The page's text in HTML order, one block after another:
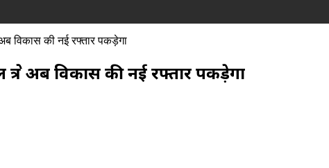
विकास की नई रफ्तार पकड़ेगा
अब विकास की नई रफ्तार पकड़ेगा